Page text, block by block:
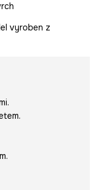
vyroben z